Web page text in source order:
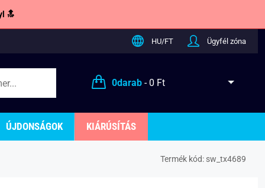
🔝
HU/FT Ügyfél zóna
0darab- 0 Ft
ÚJDONSÁGOK KIÁRÚSÍTÁS
Termék kód: sw_tx4689